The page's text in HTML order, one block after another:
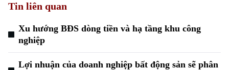
Xu hướng
Tin liên quan
Xu hướng BĐS dòng tiền và hạ tầng khu công
nghiệp
Lợi nhuận của doanh nghiệp bất động sản sẽ phân